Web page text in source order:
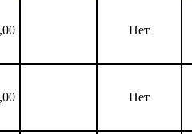
Нет
Нет